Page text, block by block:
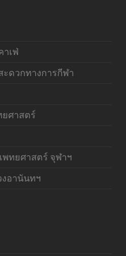
เฟ่
ดวกทางการกีฬา
ศาสตร์
ทยศาสตร์ จุฬาฯ
งอานันทฯ